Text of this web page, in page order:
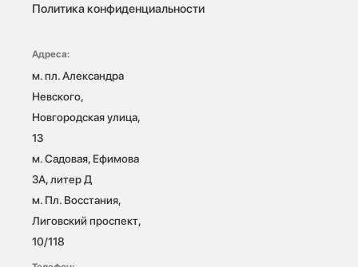
Политика конфиденциальности
Адреса:
м. пл. Александра
Невского,
Новгородская улица,
13
м. Садовая, Ефимова
3А, литер Д
м. Пл. Восстания,
Лиговский проспект,
10/118